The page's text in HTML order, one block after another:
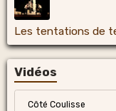
Les tentations de
Vidéos
Côté Coulisse